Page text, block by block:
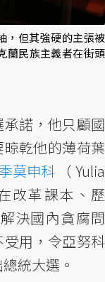
，但其強硬的主張被
蘭民族主義者在街頭
諾，他只顧國
乾他的薄荷葉
莫申科（Yulia
改革課本、歷
決國內貪腐問
用，令亞努科
統大選。